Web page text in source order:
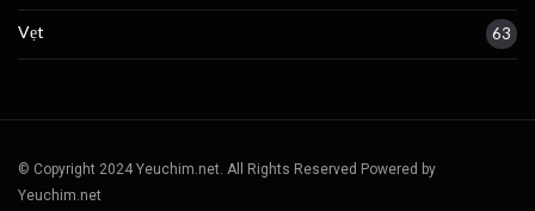
Vẹt 63
© Copyright 2024 Yeuchim.net. All Rights Reserved Powered by
Yeuchim.net